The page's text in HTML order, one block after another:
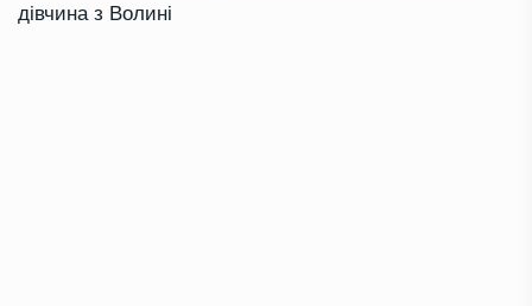
дівчина з Волині